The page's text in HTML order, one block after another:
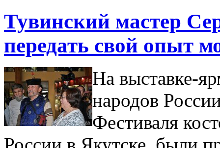
Тувинский мастер
передать свой опыт
На выставке-
народов
Фестиваля